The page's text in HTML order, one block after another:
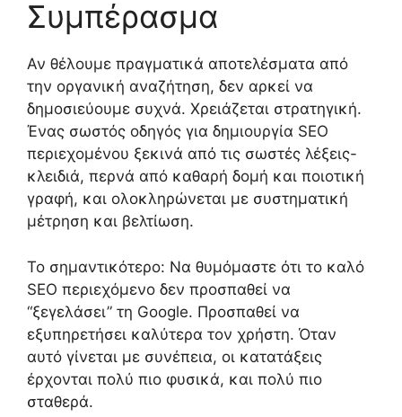
Συμπέρασμα
Αν θέλουμε πραγματικά αποτελέσματα από
την οργανική αναζήτηση, δεν αρκεί να
δημοσιεύουμε συχνά. Χρειάζεται στρατηγική.
Ένας σωστός οδηγός για δημιουργία SEO
περιεχομένου ξεκινά από τις σωστές λέξεις-
κλειδιά, περνά από καθαρή δομή και ποιοτική
γραφή, και ολοκληρώνεται με συστηματική
μέτρηση και βελτίωση.
Το σημαντικότερο: Να θυμόμαστε ότι το καλό
SEO περιεχόμενο δεν προσπαθεί να
“ξεγελάσει” τη Google. Προσπαθεί να
εξυπηρετήσει καλύτερα τον χρήστη. Όταν
αυτό γίνεται με συνέπεια, οι κατατάξεις
έρχονται πολύ πιο φυσικά, και πολύ πιο
σταθερά.